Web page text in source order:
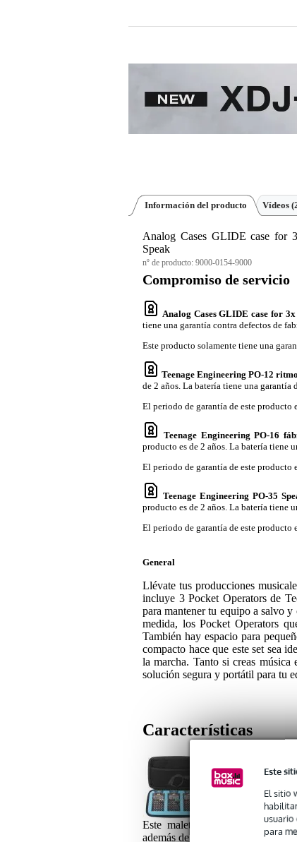
Este
El sitio
usuario
para
Información del producto Vídeos
Analog Cases GLIDE case for
Speak
nº de producto: 9000-0154-9000
Compromiso de servicio
Analog Cases GLIDE case for
tiene una garantía contra defectos de
Este producto solamente tiene una
Teenage Engineering PO-12
de 2 años. La batería tiene una garantía
El periodo de garantía de este producto
Teenage Engineering PO-16
producto es de 2 años. La batería tiene
El periodo de garantía de este producto
Teenage Engineering PO-35
producto es de 2 años. La batería tiene
El periodo de garantía de este producto
General
Llévate tus producciones
incluye 3 Pocket Operators de
para mantener tu equipo a salvo
medida, los Pocket Operators
También hay espacio para
compacto hace que este set sea
la marcha. Tanto si creas música
solución segura y portátil para tu
Características
1x Analog Cases
Este maletín GLIDE de Analog
además de algunos accesorios